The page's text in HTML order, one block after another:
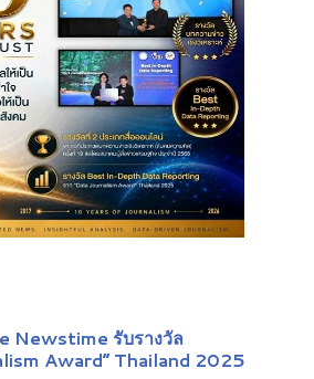
Newstime รับรางวัล
Award” Thailand 2025